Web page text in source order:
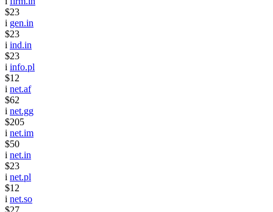
$23
i gen.in
$23
i ind.in
$23
i info.pl
$12
i net.af
$62
i net.gg
$205
i net.im
$50
i net.in
$23
i net.pl
$12
i net.so